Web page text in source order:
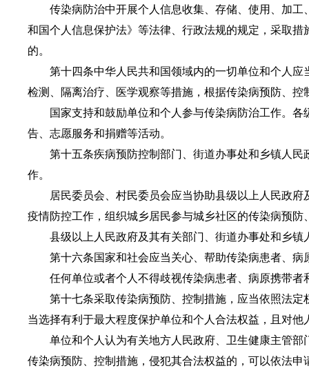
传染病防治中开展个人信息收集、存储、使用、加工
和国个人信息保护法》等法律、行政法规的规定，采取
的。
第十四条中华人民共和国领域内的一切单位和个人应
检测、隔离治疗、医学观察等措施，根据传染病预防、控
国家支持和鼓励单位和个人参与传染病防治工作。各
告、志愿服务和捐赠等活动。
第十五条疾病预防控制部门、街道办事处和乡镇人民
作。
居民委员会、村民委员会应当协助县级以上人民政府
疫情防控工作，组织城乡居民参与城乡社区的传染病预防
县级以上人民政府及其有关部门、街道办事处和乡镇
第十六条国家和社会应当关心、帮助传染病患者、病
任何单位或者个人不得歧视传染病患者、病原携带者
第十七条采取传染病预防、控制措施，应当依照法定
当选择有利于最大程度保护单位和个人合法权益，且对
单位和个人认为有关地方人民政府、卫生健康主管部
传染病预防、控制措施，侵犯其合法权益的，可以依法申